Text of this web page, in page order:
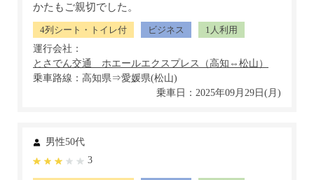
かたもご親切でした。
4列シート・トイレ付 ビジネス
1人利用
運行会社：
乗車路線：高知県⇒愛媛県(松山)
乗車日：2025年09月29日(月)
男性50代
3